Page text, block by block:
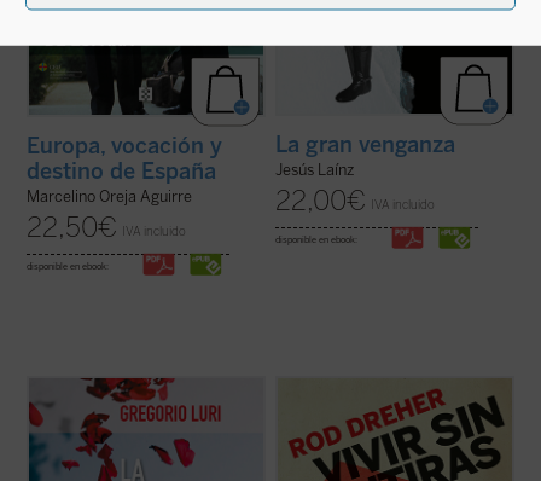
Europa, vocación y
destino de España
Marcelino Oreja Aguirre
22,50€ IVA incluido
disponible en ebook:
La gran venganza
Jesús Laínz
22,00€ IVA incluido
disponible en ebook:
Gregorio Luri, siempre sensato y lúcido,
enhebra sus artículos con un fino hilo
común: ese emotivismo que nos impulsa a
creer que las cosas son más verdaderas
cuando más las sentimos o que más vale
una emoción (especialmente en el caso de
El periodista y escritor Rod Dreher, autor
La opción benedictina, hace
en este libro de altavoz a Solzhenitsyn y
otros muchos disidentes de Europa del
Este que nos alertan del peligro no tan
lejano de que Estados Unidos y el ...
(ver